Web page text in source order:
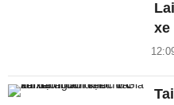
xe